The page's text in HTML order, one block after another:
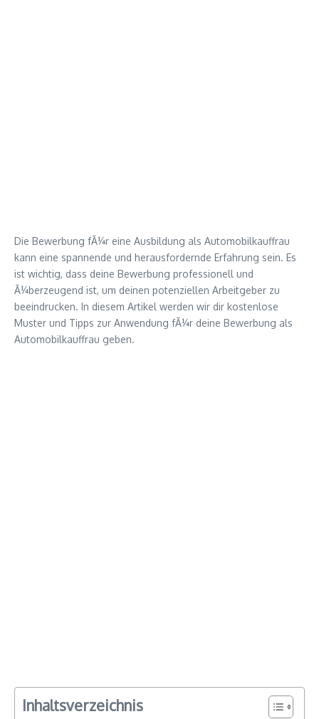
Die Bewerbung fÃ¼r eine Ausbildung als Automobilkauffrau
kann eine spannende und herausfordernde Erfahrung sein. Es
ist wichtig, dass deine Bewerbung professionell und
Ã¼berzeugend ist, um deinen potenziellen Arbeitgeber zu
beeindrucken. In diesem Artikel werden wir dir kostenlose
Muster und Tipps zur Anwendung fÃ¼r deine Bewerbung als
Automobilkauffrau geben.
Inhaltsverzeichnis